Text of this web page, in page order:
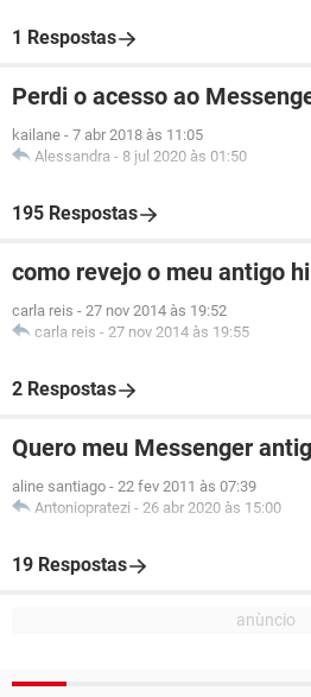
1 Respostas
Perdi o acesso ao
kailane - 7 abr 2018 às 11:05
Alessandra - 8 jul 2020 às 01:50
195 Respostas
como revejo o meu antigo
carla reis - 27 nov 2014 às 19:52
carla reis - 27 nov 2014 às 19:55
2 Respostas
Quero meu Messenger
aline santiago - 22 fev 2011 às 07:39
Antoniopratezi - 26 abr 2020 às 15:00
19 Respostas